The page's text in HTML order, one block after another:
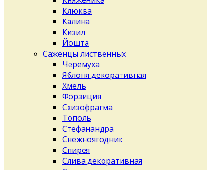
Клюква
Калина
Кизил
Йошта
Саженцы лиственных
Черемуха
Яблоня декоративная
Хмель
Форзиция
Схизофрагма
Тополь
Стефанандра
Снежноягодник
Спирея
Слива декоративная